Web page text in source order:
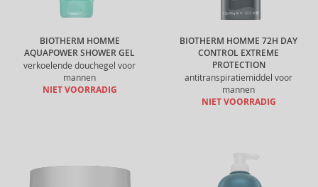
BIOTHERM HOMME
AQUAPOWER SHOWER GEL
verkoelende douchegel voor
mannen
NIET VOORRADIG
BIOTHERM HOMME 72H DAY
CONTROL EXTREME
PROTECTION
antitranspiratiemiddel voor
mannen
NIET VOORRADIG